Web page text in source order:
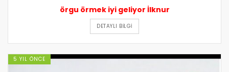
örgu örmek iyi geliyor İlknur
DETAYLI BILGI
5 YIL ÖNCE